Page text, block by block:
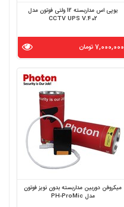
یوپی اس مداربسته 12 ولتی فوتون مدل
CCTV UPS V.402
7,000,000 تومان
میکروفن دوربین مداربسته بدون نویز فوتون
مدل PH-ProMic